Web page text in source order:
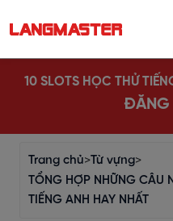
10 SLOTS HỌC THỬ
ĐĂNG
Trang chủ>Từ vựng>
TỔNG HỢP NHỮNG CÂU
TIẾNG ANH HAY NHẤT